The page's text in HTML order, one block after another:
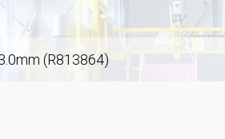
(R813864)